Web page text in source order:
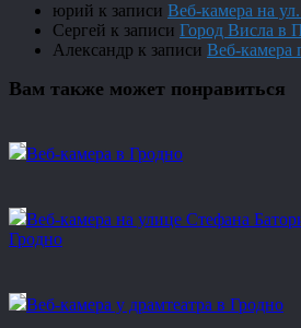
юрий к записи Веб-камера на
Сергей к записи Город Висла в
Александр к записи Веб-камера
Вам также может понравиться
Веб-камера в Гродно
Веб-камера на улице Стефана
Гродно
Веб-камера у драмтеатра в Гродно